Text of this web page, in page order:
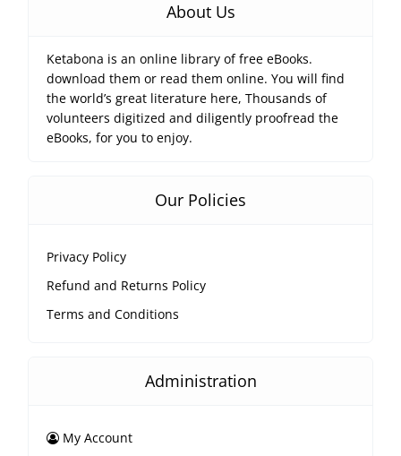
About Us
Ketabona is an online library of free eBooks.
download them or read them online. You will find
the world’s great literature here, Thousands of
volunteers digitized and diligently proofread the
eBooks, for you to enjoy.
Our Policies
Privacy Policy
Refund and Returns Policy
Terms and Conditions
Administration
My Account